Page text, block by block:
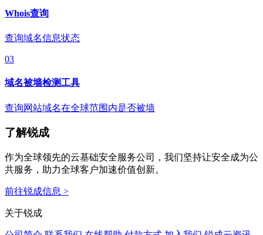
Whois查询
查询域名信息状态
03
域名被墙检测工具
查询网站域名在全球范围内是否被墙
了解锐成
作为全球领先的云基础安全服务公司，我们坚持让安全成为公
共服务，助力全球客户加速价值创新。
前往锐成信息 >
关于锐成